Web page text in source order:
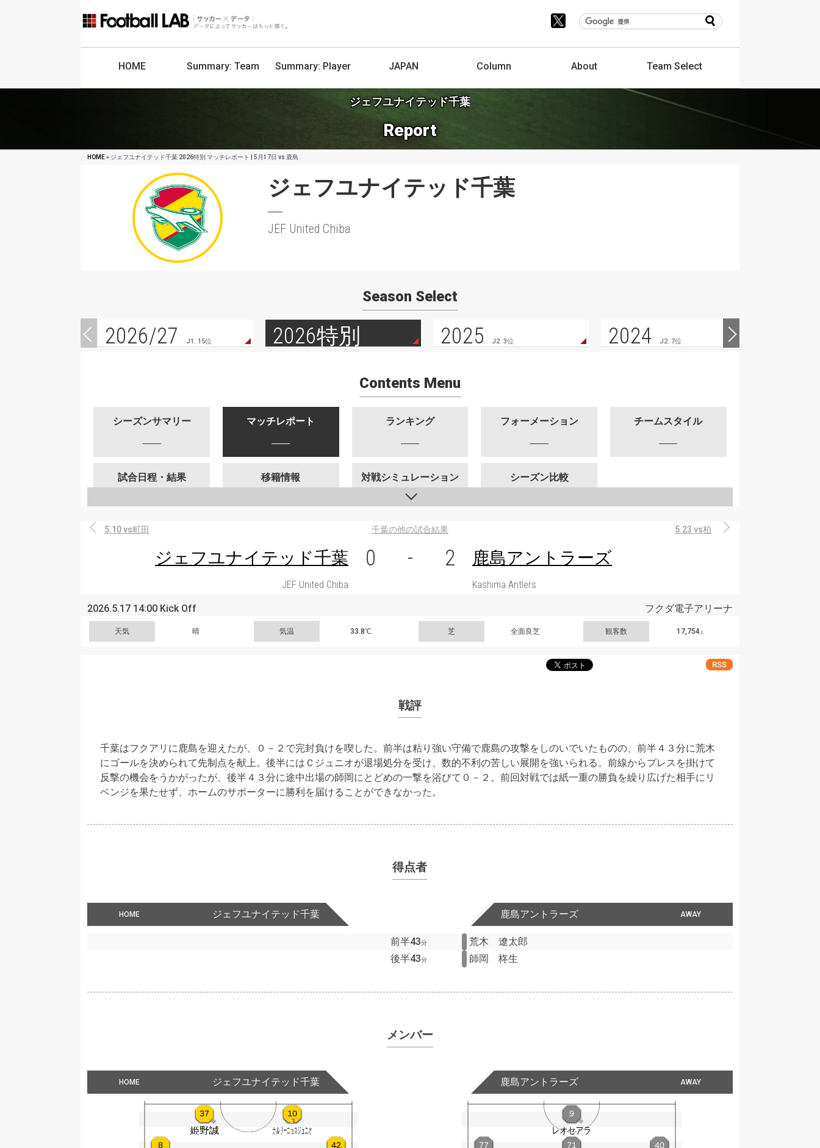
HOME Summary: Team Summary: Player JAPAN Column About TeamSelect
ジェフユナイテッド千葉
Report
HOME» ジェフユナイテッド千葉 2026特別 マッチレポート | 5月17日 vs 鹿島
ジェフユナイテッド千葉
JEF United Chiba
Season Select
2026/27 J1. 15位 2026特別 2025 J2. 3位 2024 J2. 7位
Contents Menu
シーズンサマリー マッチレポート ランキング フォーメーション チームスタイル
試合日程・結果 移籍情報 対戦シミュレーション シーズン比較
5.10 vs町田 千葉の他の試合結果 5.23 vs柏
ジェフユナイテッド千葉 0 - 2 鹿島アントラーズ
JEF United Chiba Kashima Antlers
2026.5.17 14:00 Kick Off フクダ電子アリーナ
天気 晴 気温 33.8℃ 芝 全面良芝 観客数 17,754人
RSS
戦評
千葉はフクアリに鹿島を迎えたが、０－２で完封負けを喫した。前半は粘り強い守備で鹿島の攻撃をしのいでいたものの、前半４３分に荒木
にゴールを決められて先制点を献上。後半にはＣジュニオが退場処分を受け、数的不利の苦しい展開を強いられる。前線からプレスを掛けて
反撃の機会をうかがったが、後半４３分に途中出場の師岡にとどめの一撃を浴びて０－２。前回対戦では紙一重の勝負を繰り広げた相手にリ
ベンジを果たせず、ホームのサポーターに勝利を届けることができなかった。
得点者
HOME ジェフユナイテッド千葉 AWAY
鹿島アントラーズ
前半43分
荒木 遼太郎
後半43分 師岡 柊生
メンバー
HOME ジェフユナイテッド千葉 AWAY
鹿島アントラーズ